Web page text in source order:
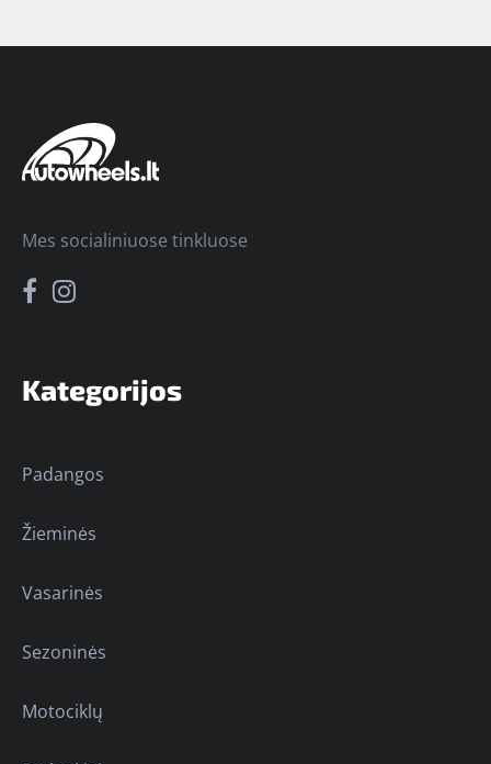
Kategorijos
Padangos
Žieminės
Vasarinės
Sezoninės
Motociklų
Mes socialiniuose tinkluose